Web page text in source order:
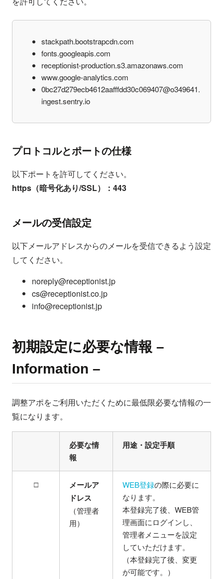
stackpath.bootstrapcdn.com
fonts.googleapis.com
receptionist-production.s3.amazonaws.com
www.google-analytics.com
0bc27d279ecb4612aafffdd30c069407@o349641.
ingest.sentry.io
プロトコルとポートの仕様
以下ポートを許可してください。
https（暗号化あり/SSL）：443
メールの受信設定
以下メールアドレスからのメールを受信できるよう設定
してください。
noreply@receptionist.jp
cs@receptionist.co.jp
info@receptionist.jp
初期設定に必要な情報 –
Information –
調整アポをご利用いただくために最低限必要な情報の一
覧になります。
必要な情
報
用途・設定手順
□
メールア
ドレス
（管理者
用）
WEB登録の際に必要に
なります。
本登録完了後、WEB管
理画面にログインし、
管理者メニューを設定
していただけます。
（本登録完了後、変更
が可能です。）